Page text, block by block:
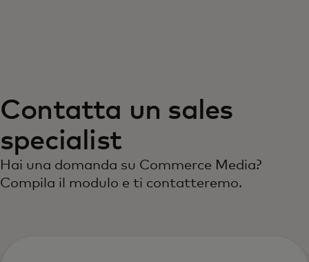
Per il mondo
Per gli innovatori
Contatta un sales
specialist
Hai una domanda su Commerce Media?
Compila il modulo e ti contatteremo.